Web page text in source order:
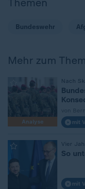
Themen
Bundeswehr
Mehr zum
Analyse
Nach
mit
Vier
So
mit